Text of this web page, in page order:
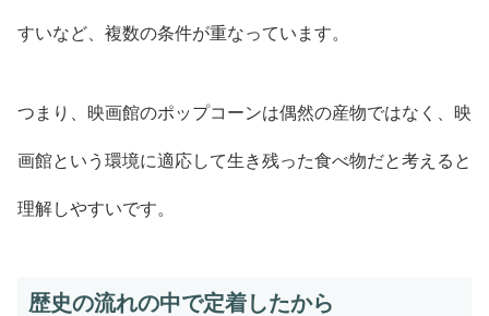
すいなど、複数の条件が重なっています。
つまり、映画館のポップコーンは偶然の産物ではなく、映
画館という環境に適応して生き残った食べ物だと考えると
理解しやすいです。
歴史の流れの中で定着したから